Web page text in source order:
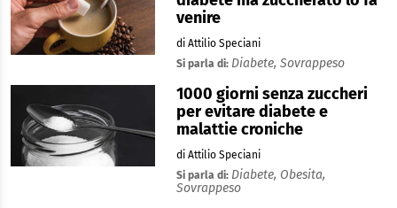
venire
di Attilio Speciani
Si parla di: Diabete, Sovrappeso
1000 giorni senza zuccheri
per evitare diabete e
malattie croniche
di Attilio Speciani
Si parla di: Diabete, Obesita,
Sovrappeso